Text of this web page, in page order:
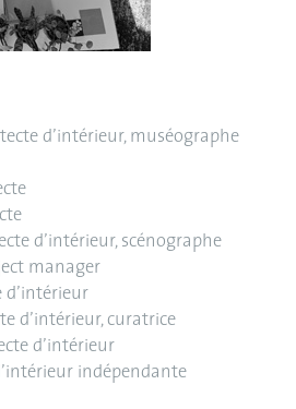
d’intérieur, muséographe
d’intérieur, scénographe
manager
d’intérieur
d’intérieur, curatrice
d’intérieur
indépendante